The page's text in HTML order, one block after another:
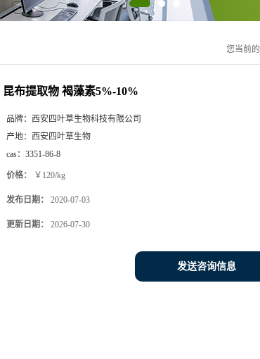
您当前
昆布提取物 褐藻素5%-10%
品牌： 西安四叶草生物科技有限公司
产地： 西安四叶草生物
cas： 3351-86-8
价格： ￥120/kg
发布日期： 2020-07-03
更新日期： 2026-07-30
发送咨询信息